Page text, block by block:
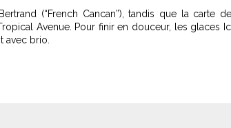
(“French Cancan”), tandis que la carte
Avenue. Pour finir en douceur, les glaces
avec brio.